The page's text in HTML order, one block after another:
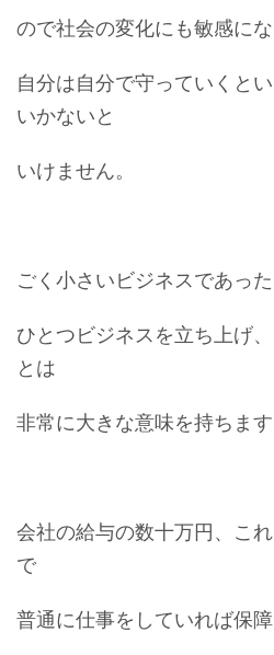
ので社会の変化にも敏感に
自分は自分で守っていくと
いかないと
いけません。
ごく小さいビジネスであっ
ひとつビジネスを立ち上げ
とは
非常に大きな意味を持ちます
会社の給与の数十万円、こ
で
普通に仕事をしていれば保障